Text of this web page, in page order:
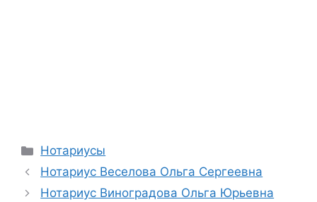
Рубрики
Нотариусы
Нотариус Веселова Ольга Сергеевна
Нотариус Виноградова Ольга Юрьевна